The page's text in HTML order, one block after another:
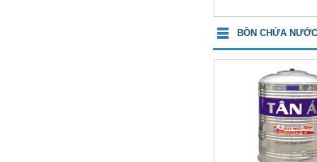
BỒN CHỨA